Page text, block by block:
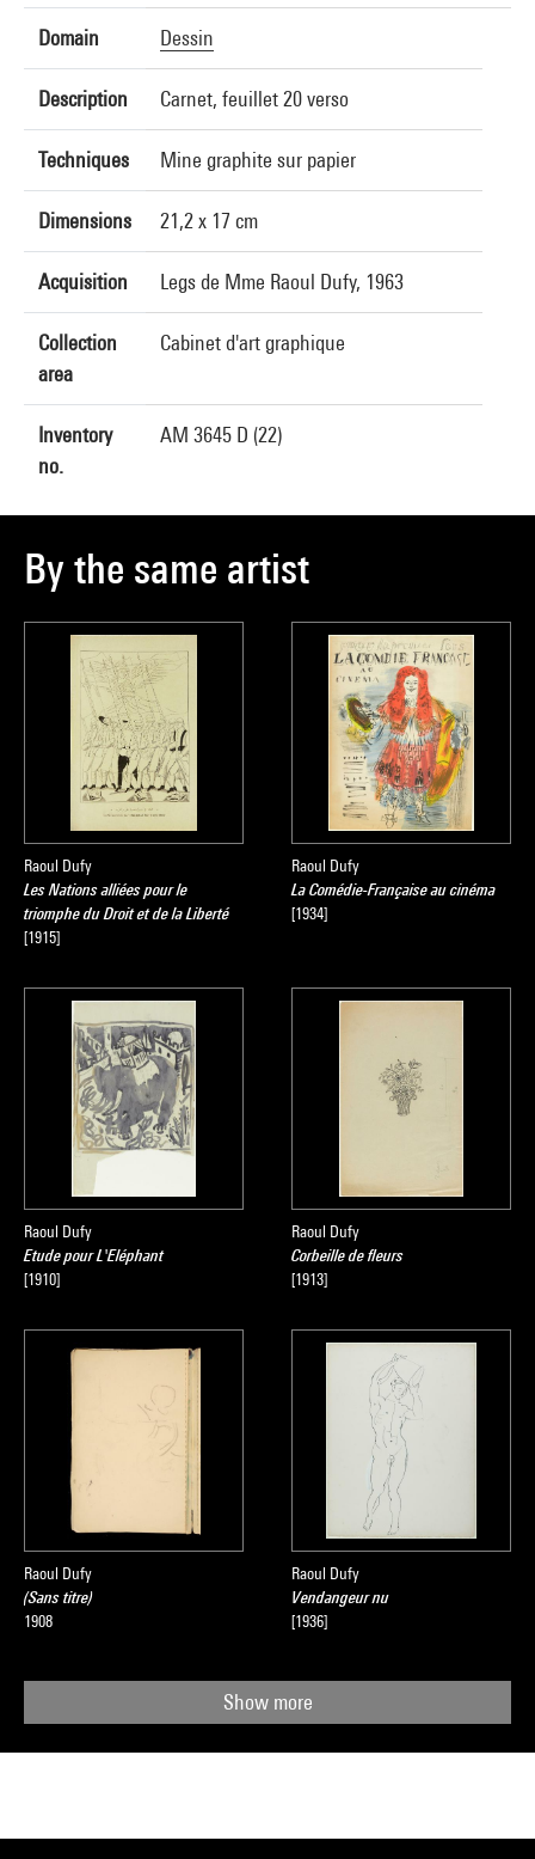
Domain Dessin
Description Carnet, feuillet 20 verso
Techniques Mine graphite sur papier
Dimensions 21,2 x 17 cm
Acquisition Legs de Mme Raoul Dufy, 1963
Collection
area
Cabinet d'art graphique
Inventory
no.
AM 3645 D (22)
By the same artist
Raoul Dufy
Les Nations alliées pour le
triomphe du Droit et de la Liberté
[1915]
Raoul Dufy
La Comédie-Française au cinéma
[1934]
Raoul Dufy
Etude pour L'Eléphant
[1910]
Raoul Dufy
Corbeille de fleurs
[1913]
Raoul Dufy
(Sans titre)
1908
Raoul Dufy
Vendangeur nu
[1936]
Show more